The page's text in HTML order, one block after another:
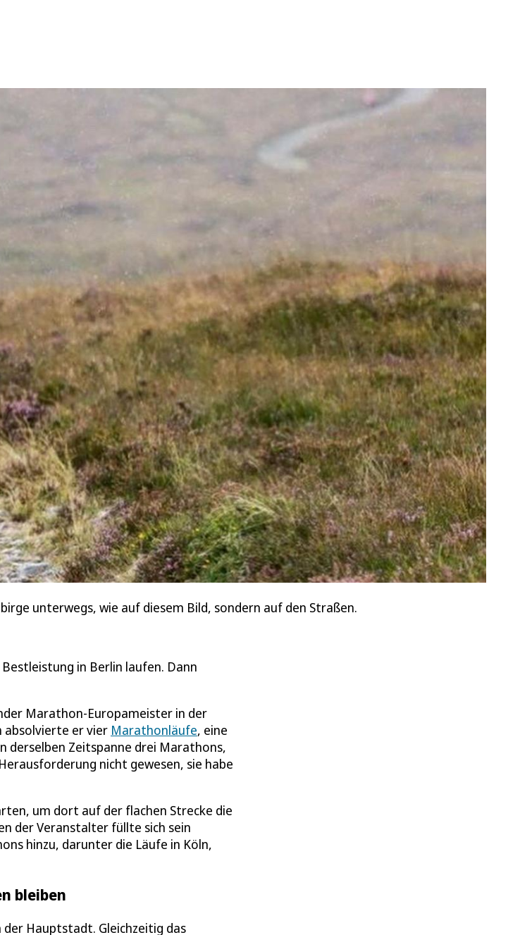
unterwegs, wie auf diesem Bild, sondern auf den Straßen.
in Berlin laufen. Dann
Marathon-Europameister in der
absolvierte er vier Marathonläufe, eine
derselben Zeitspanne drei Marathons,
nicht gewesen, sie habe
um dort auf der flachen Strecke die
der Veranstalter füllte sich sein
hinzu, darunter die Läufe in Köln,
bleiben
Hauptstadt. Gleichzeitig das